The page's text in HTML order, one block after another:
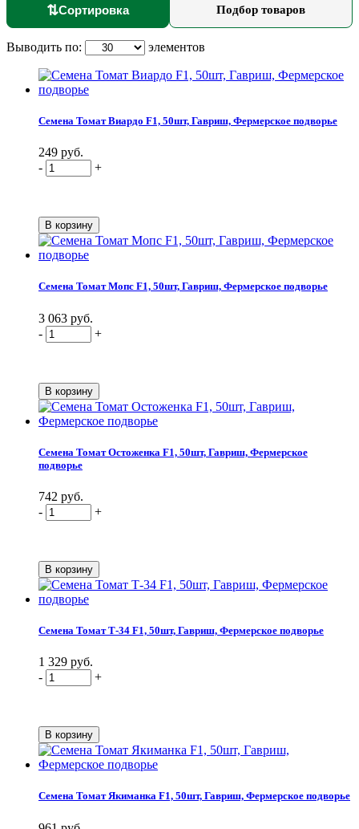
⇅Сортировка Подбор товаров
Выводить по: элементов
Семена Томат Виардо F1, 50шт, Гавриш, Фермерское подворье
249 руб.
-
+
Семена Томат Мопс F1, 50шт, Гавриш, Фермерское подворье
3 063 руб.
-
+
Семена Томат Остоженка F1, 50шт, Гавриш, Фермерское
подворье
742 руб.
-
+
Семена Томат Т-34 F1, 50шт, Гавриш, Фермерское подворье
1 329 руб.
-
+
Семена Томат Якиманка F1, 50шт, Гавриш, Фермерское подворье